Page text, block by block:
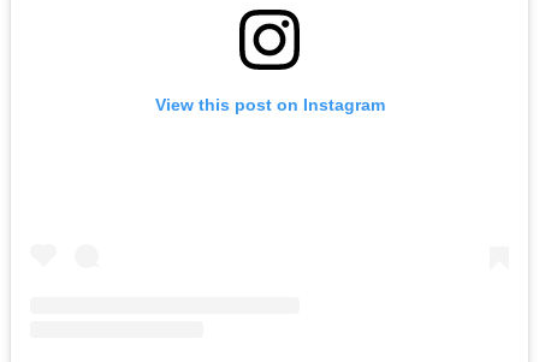
View this post on Instagram